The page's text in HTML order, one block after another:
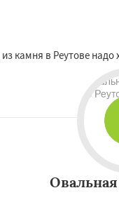
камня в Реутове надо